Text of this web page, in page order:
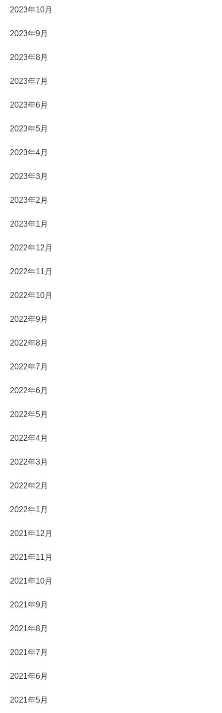
2023年10月
2023年9月
2023年8月
2023年7月
2023年6月
2023年5月
2023年4月
2023年3月
2023年2月
2023年1月
2022年12月
2022年11月
2022年10月
2022年9月
2022年8月
2022年7月
2022年6月
2022年5月
2022年4月
2022年3月
2022年2月
2022年1月
2021年12月
2021年11月
2021年10月
2021年9月
2021年8月
2021年7月
2021年6月
2021年5月